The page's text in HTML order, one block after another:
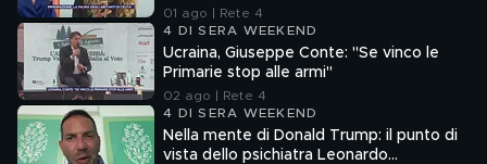
01 ago | Rete 4
4 DI SERA WEEKEND
Ucraina, Giuseppe Conte: "Se vinco le
Primarie stop alle armi"
02 ago | Rete 4
4 DI SERA WEEKEND
Nella mente di Donald Trump: il punto di
vista dello psichiatra Leonardo